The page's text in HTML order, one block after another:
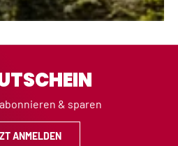
& sparen
ANMELDEN